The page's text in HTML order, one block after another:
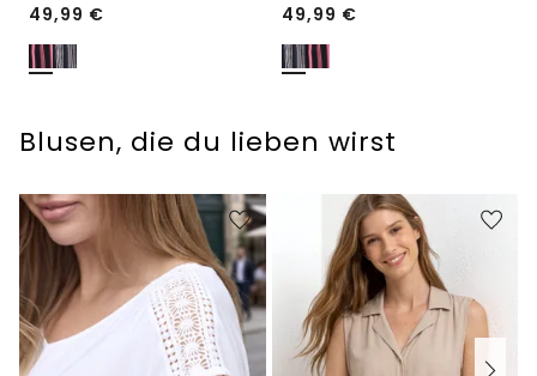
49,99 € 49,99 €
Blusen, die du lieben wirst